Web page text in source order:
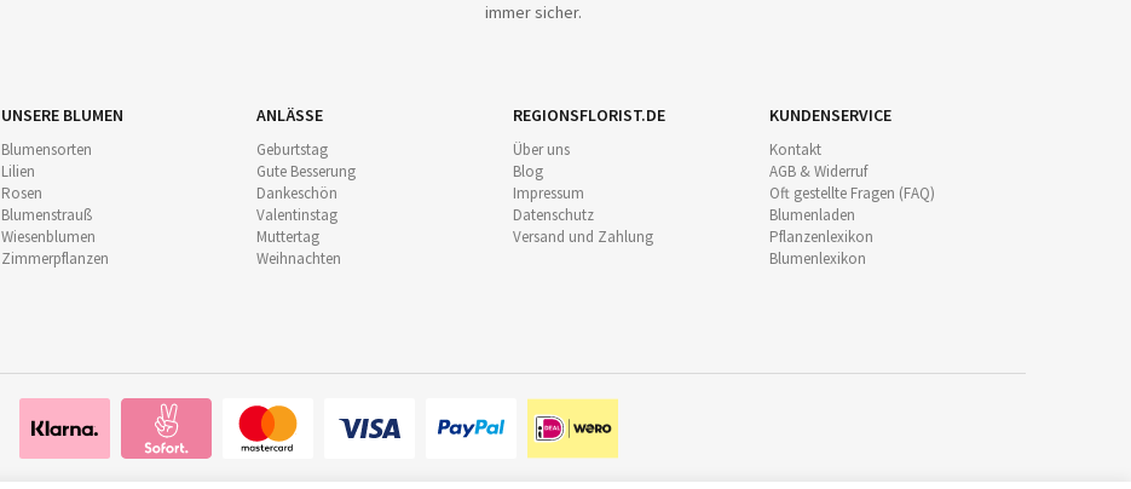
immer sicher.
UNSERE BLUMEN
Blumensorten
Lilien
Rosen
Blumenstrauß
Wiesenblumen
Zimmerpflanzen
ANLÄSSE
Geburtstag
Gute Besserung
Dankeschön
Valentinstag
Muttertag
Weihnachten
REGIONSFLORIST.DE
Über uns
Blog
Impressum
Datenschutz
Versand und Zahlung
KUNDENSERVICE
Kontakt
AGB & Widerruf
Oft gestellte Fragen (FAQ)
Blumenladen
Pflanzenlexikon
Blumenlexikon